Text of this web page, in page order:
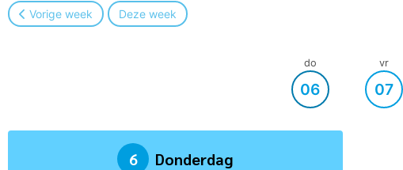
Vorige week Deze week
do
06
vr
07
6 Donderdag